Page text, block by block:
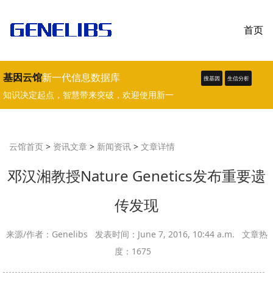
首页
基因云馆新一代信息数据库
知识决定起点，智慧带来突破，欢迎使用新一
代生物学、医学数据库。
搜基因 生信分析
云馆首页 > 资讯文章 > 新闻资讯 > 文章详情
邓汉湘教授Nature Genetics发布重要遗
传发现
来源/作者：Genelibs 发表时间：June 7, 2016, 10:44 a.m. 文章热
度：1675